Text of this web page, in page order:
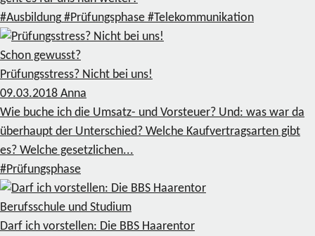
#Ausbildung #Prüfungsphase #Telekommunikation
Schon gewusst?
Prüfungsstress? Nicht bei uns!
09.03.2018 Anna
Wie buche ich die Umsatz- und Vorsteuer? Und: was war da
überhaupt der Unterschied? Welche Kaufvertragsarten gibt
es? Welche gesetzlichen...
#Prüfungsphase
Berufsschule und Studium
Darf ich vorstellen: Die BBS Haarentor